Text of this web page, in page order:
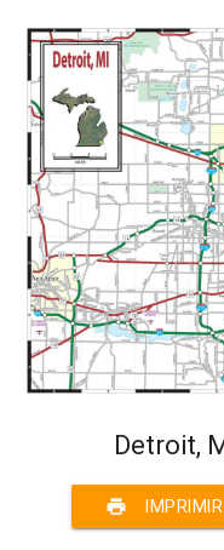
Detroit,
print IMPRIMIR